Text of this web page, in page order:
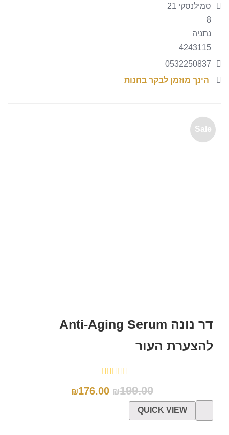
סמילנסקי 21
8
נתניה
4243115
0532250837
הינך מוזמן לבקר בחנות
Sale
דר נונה Anti-Aging Serum
להצערת העור
₪199.00
₪176.00
QUICK VIEW